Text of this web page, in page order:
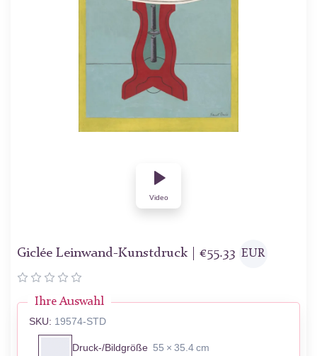
Video
Giclée Leinwand-Kunstdruck | €55.33 EUR
Ihre Auswahl
SKU: 19574-STD
Druck-/Bildgröße 55 × 35.4 cm